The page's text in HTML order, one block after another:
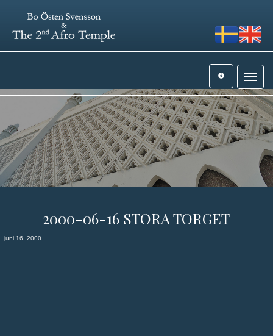
Toggle
2000-06-16 STORA TORGET
juni 16, 2000